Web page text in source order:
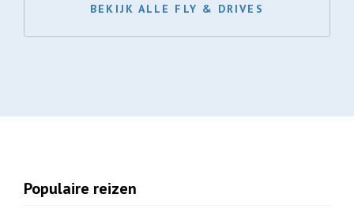
BEKIJK ALLE FLY & DRIVES
Populaire reizen